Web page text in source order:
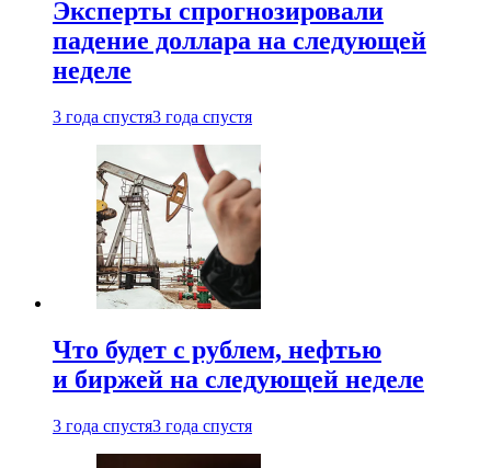
Эксперты спрогнозировали
падение доллара на следующей
неделе
3 года спустя3 года спустя
Что будет с рублем, нефтью
и биржей на следующей неделе
3 года спустя3 года спустя